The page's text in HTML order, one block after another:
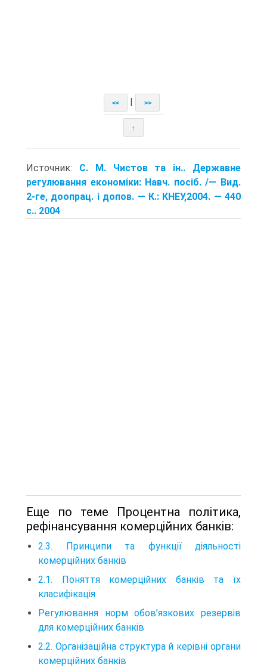
<< >>
↑
Источник: С. М. Чистов та ін.. Державне
регулювання економіки: Навч. посіб. /— Вид.
2-ге, доопрац. і допов. — К.: КНЕУ,2004. — 440
с.. 2004
Еще по теме Процентна політика,
рефінансування комерційних банків:
2.3. Принципи та функції діяльності
комерційних банків
2.1. Поняття комерційних банків та їх
класифікація
Регулювання норм обов’язкових резервів
для комерційних банків
2.2. Організаційна структура й керівні органи
комерційних банків